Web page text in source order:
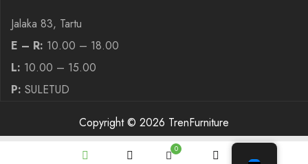
Jalaka 83, Tartu
E – R: 10.00 – 18.00
L: 10.00 – 15.00
P: SULETUD
Copyright © 2026 TrenFurniture
0